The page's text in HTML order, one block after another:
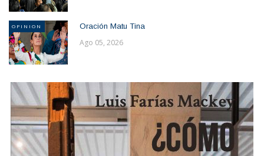
OPINION Oración Matu Tina
Ago 05, 2026